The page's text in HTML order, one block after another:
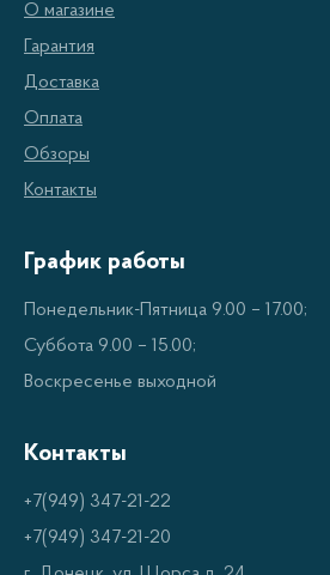
О магазине
Гарантия
Доставка
Оплата
Обзоры
Контакты
График работы
Понедельник-Пятница 9.00 – 17.00;
Суббота 9.00 – 15.00;
Воскресенье выходной
Контакты
+7(949) 347-21-22
+7(949) 347-21-20